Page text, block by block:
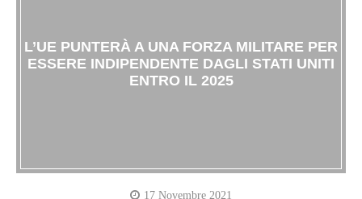
L’UE PUNTERÀ A UNA FORZA MILITARE PER
ESSERE INDIPENDENTE DAGLI STATI UNITI
ENTRO IL 2025
17 Novembre 2021